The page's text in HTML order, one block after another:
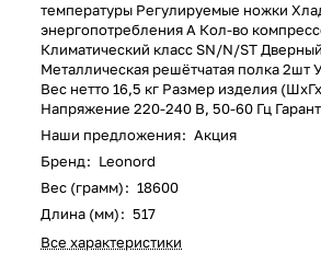
температуры Регулируемые ножки
энергопотребления А Кол-во
Климатический класс SN/N/ST
Металлическая решётчатая полка 2шт
Вес нетто 16,5 кг Размер изделия
Напряжение 220-240 В, 50-60 Гц
Наши предложения: Акция
Бренд: Leonord
Вес (грамм): 18600
Длина (мм): 517
Все характеристики